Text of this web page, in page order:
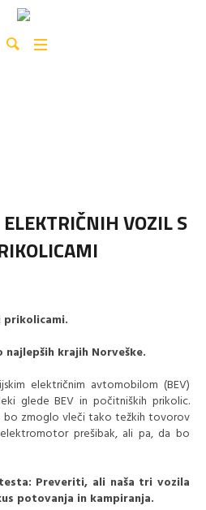
VOZIL S
prikolicami.
krajih Norveške.
električnim avtomobilom (BEV)
glede BEV in počitniških prikolic.
bo zmoglo vleči tako težkih tovorov
prešibak, ali pa, da bo
Preveriti, ali naša tri vozila
potovanja in kampiranja.